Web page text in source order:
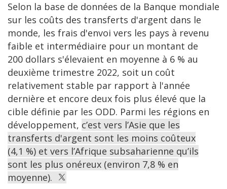
Selon la base de données de la Banque mondiale
sur les coûts des transferts d'argent dans le
monde, les frais d'envoi vers les pays à revenu
faible et intermédiaire pour un montant de
200 dollars s'élevaient en moyenne à 6 % au
deuxième trimestre 2022, soit un coût
relativement stable par rapport à l'année
dernière et encore deux fois plus élevé que la
cible définie par les ODD. Parmi les régions en
développement, c’est vers l’Asie que les
transferts d'argent sont les moins coûteux
(4,1 %) et vers l’Afrique subsaharienne qu’ils
sont les plus onéreux (environ 7,8 % en
moyenne).